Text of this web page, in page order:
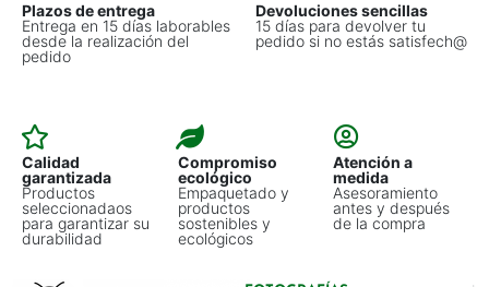
Plazos de entrega
Entrega en 15 días laborables
desde la realización del
pedido
Devoluciones sencillas
15 días para devolver tu
pedido si no estás satisfech@
Calidad
garantizada
Productos
seleccionadaos
para garantizar su
durabilidad
Compromiso
ecológico
Empaquetado y
productos
sostenibles y
ecológicos
Atención a
medida
Asesoramiento
antes y después
de la compra